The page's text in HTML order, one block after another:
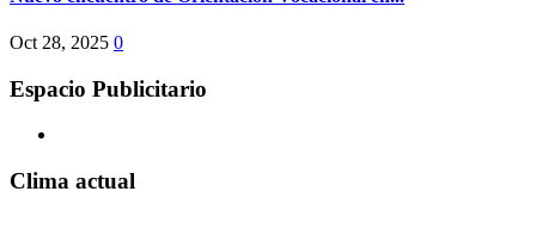
Oct 28, 2025 0
Espacio Publicitario
Clima actual